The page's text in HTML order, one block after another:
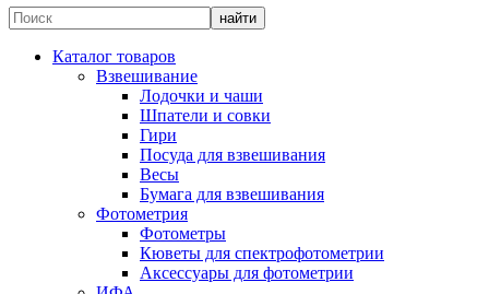
Каталог товаров
Взвешивание
Лодочки и чаши
Шпатели и совки
Гири
Посуда для взвешивания
Весы
Бумага для взвешивания
Фотометрия
Фотометры
Кюветы для спектрофотометрии
Аксессуары для фотометрии